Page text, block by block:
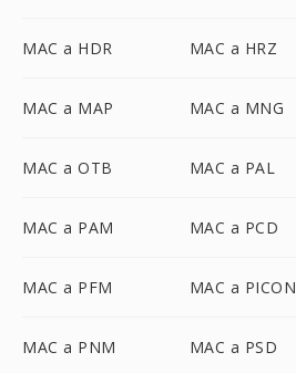
MAC a HDR MAC a HRZ
MAC a MAP MAC a MNG
MAC a OTB MAC a PAL
MAC a PAM MAC a PCD
MAC a PFM MAC a PICON
MAC a PNM MAC a PSD